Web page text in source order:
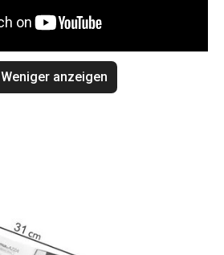
Weniger anzeigen